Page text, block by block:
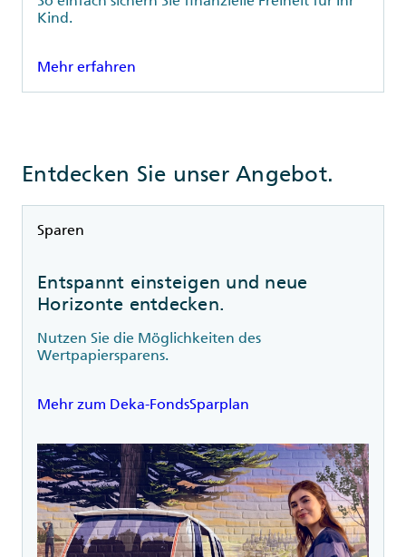
Kind.
Mehr erfahren
Entdecken Sie unser Angebot.
Rubrik
Sparen
Entspannt einsteigen und neue
Horizonte entdecken.
Nutzen Sie die Möglichkeiten des
Wertpapiersparens.
Mehr zum Deka-FondsSparplan